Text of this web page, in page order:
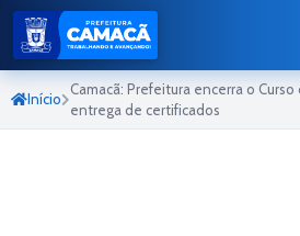
Início
Camacã: Prefeitura encerra o
entrega de certificados